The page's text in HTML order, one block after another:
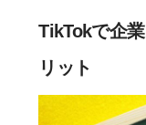
TikTokで企
リット